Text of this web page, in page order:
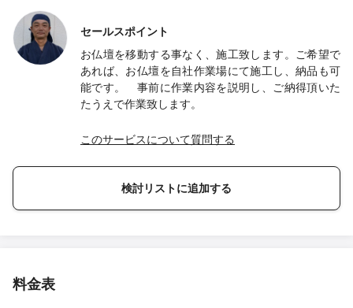
セールスポイント
お仏壇を移動する事なく、施工致します。ご希望で
あれば、お仏壇を自社作業場にて施工し、納品も可
能です。 事前に作業内容を説明し、ご納得頂いた
たうえで作業致します。
このサービスについて質問する
検討リストに追加する
料金表